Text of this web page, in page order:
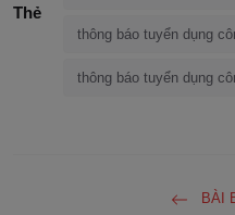
Thẻ
thông báo tuyển dụng
thông báo tuyển dụng
BÀI